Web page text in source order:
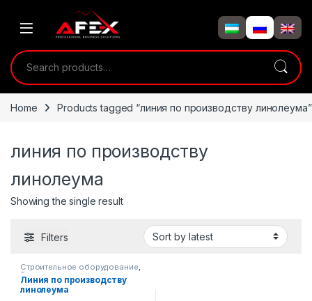
Search for:
Home Products tagged “линия по производству линолеума”
линия по производству
линолеума
Showing the single result
Filters
Строительное оборудование,
Готовые производственные
линии
Линия по производству
линолеума